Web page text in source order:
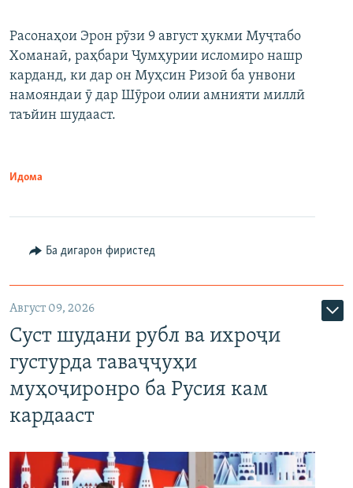
Расонаҳои Эрон рӯзи 9 август ҳукми Муҷтабо
Хоманаӣ, раҳбари Ҷумҳурии исломиро нашр
карданд, ки дар он Муҳсин Ризоӣ ба унвони
намояндаи ӯ дар Шӯрои олии амнияти миллӣ
таъйин шудааст.
Идома
Ба дигарон фиристед
Август 09, 2026
Суст шудани рубл ва ихроҷи
густурда таваҷҷуҳи
муҳоҷиронро ба Русия кам
кардааст